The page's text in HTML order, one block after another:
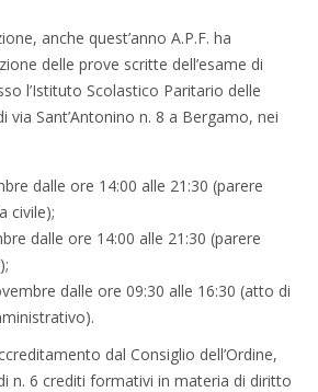
anche quest’anno A.P.F. ha
delle prove scritte dell’esame di
l’Istituto Scolastico Paritario delle
via Sant’Antonino n. 8 a Bergamo, nei
dalle ore 14:00 alle 21:30 (parere
civile);
dalle ore 14:00 alle 21:30 (parere
dalle ore 09:30 alle 16:30 (atto di
dal Consiglio dell’Ordine,
n. 6 crediti formativi in materia di diritto